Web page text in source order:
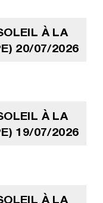
À LA
20/07/2026
À LA
19/07/2026
À LA